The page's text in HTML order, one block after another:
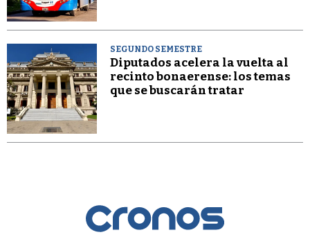
SEGUNDO SEMESTRE
Diputados acelera la vuelta al
recinto bonaerense: los temas
que se buscarán tratar